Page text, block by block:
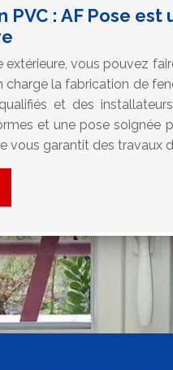
PVC : AF Pose
extérieure, vous pouvez
charge la fabrication de
et des
et une pose
vous garantit des travaux